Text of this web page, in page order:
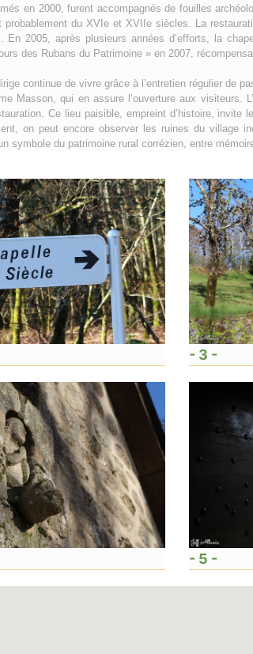
en 2000, furent accompagnés de fouilles
du XVIe et XVIIe siècles. La
En 2005, après plusieurs années d’efforts, la
des Rubans du Patrimoine » en 2007,
continue de vivre grâce à l’entretien régulier de
Masson, qui en assure l’ouverture aux visiteurs.
Ce lieu paisible, empreint d’histoire, invite
on peut encore observer les ruines du village
symbole du patrimoine rural corrézien, entre
- 3 -
- 5 -